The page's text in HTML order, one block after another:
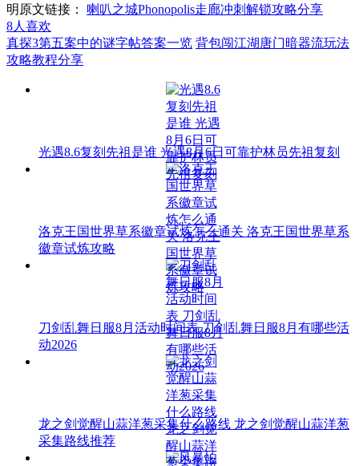
明原文链接： 喇叭之城Phonopolis走廊冲刺解锁攻略分享
8人喜欢
真探3第五案中的谜字帖答案一览 背包闯江湖唐门暗器流玩法
攻略教程分享
光遇8.6复刻先祖是谁 光遇8月6日可靠护林员先祖复刻
洛克王国世界草系徽章试炼怎么通关 洛克王国世界草系
徽章试炼攻略
刀剑乱舞日服8月活动时间表 刀剑乱舞日服8月有哪些活
动2026
龙之剑觉醒山蒜洋葱采集什么路线 龙之剑觉醒山蒜洋葱
采集路线推荐